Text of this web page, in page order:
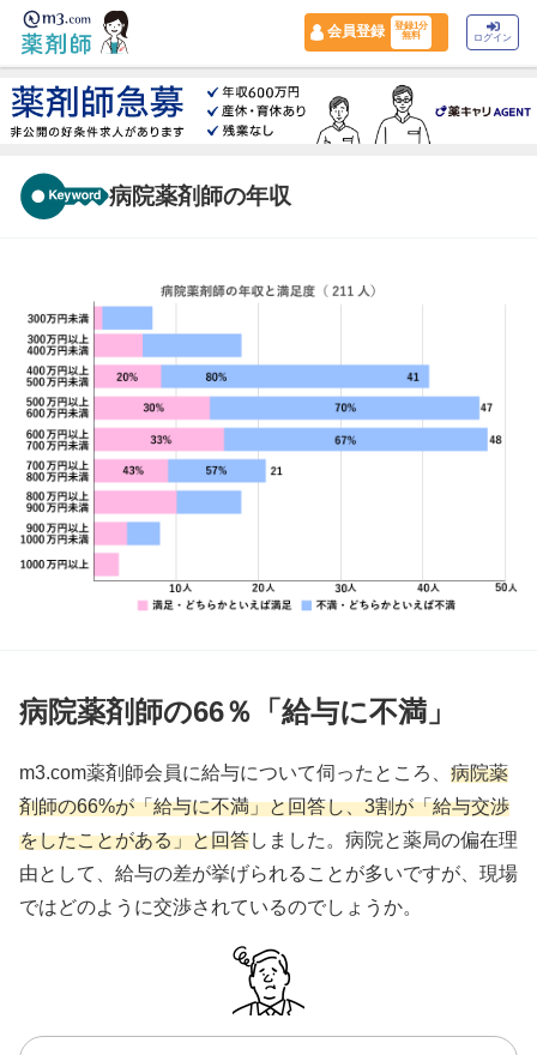
会員登録
登録1分
無料
ログイン
病院薬剤師の年収
病院薬剤師の66％「給与に不満」
m3.com薬剤師会員に給与について伺ったところ、 病院薬
剤師の66%が「給与に不満」と回答し、3割が「給与交渉
をしたことがある」と回答しました。病院と薬局の偏在理
由として、給与の差が挙げられることが多いですが、現場
ではどのように交渉されているのでしょうか。